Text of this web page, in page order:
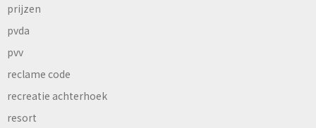
prijzen
pvda
pvv
reclame code
recreatie achterhoek
resort